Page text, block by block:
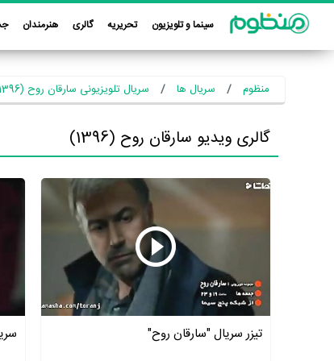
سینما و تلویزیون تحریریه گالری هنرمندان
منظوم سریال ها سریال تلویزیونی سارقان روح (1396)
گالری ویدیو سارقان روح (1396)
تیزر سریال "سارقان روح"